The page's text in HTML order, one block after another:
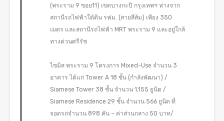
(พระราม 9 ซอย11) เขตบางกะปิ กรุงเทพฯ ห่างจาก
สถานีรถไฟฟ้าใต้ดิน รฟม. (สายสีส้ม) เพียง 350
เมตร และสถานีรถไฟฟ้า MRT พระราม 9 และอยู่ใกล้
ทางด่วนศรีรัช
ไซมิส พระราม 9 โครงการ Mixed-Use จำนวน 3
อาคาร ได้แก่ Tower A 18 ชั้น (กำลังพัฒนา) /
Siamese Tower 38 ชั้น จำนวน 1,155 ยูนิต /
Siamese Residence 29 ชั้น จำนวน 566 ยูนิต ที่
จอดรถจำนวน 898 คัน – ค่าส่วนกลาง 50 บาท/